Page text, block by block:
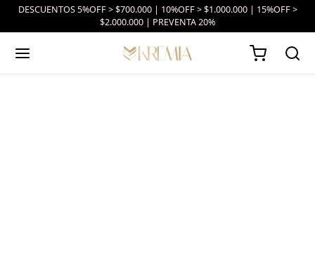
DESCUENTOS 5%OFF > $700.000 | 10%OFF > $1.000.000 | 15%OFF >
$2.000.000 | PREVENTA 20%